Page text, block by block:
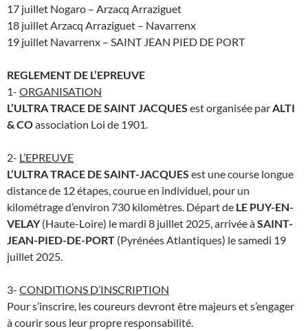
17 juillet Nogaro – Arzacq Arraziguet
18 juillet Arzacq Arraziguet – Navarrenx
19 juillet Navarrenx – SAINT JEAN PIED DE PORT
REGLEMENT DE L’EPREUVE
1- ORGANISATION
L’ULTRA TRACE DE SAINT JACQUES est organisée par ALTI
& COassociation Loi de 1901.
2- L’EPREUVE
L’ULTRA TRACE DE SAINT-JACQUES est une course longue
distance de 12 étapes, courue en individuel, pour un
kilométrage d’environ 730 kilomètres. Départ de LE PUY-EN-
VELAY(Haute-Loire) le mardi 8 juillet 2025, arrivée àSAINT-
JEAN-PIED-DE-PORT (Pyrénées Atlantiques) le samedi 19
juillet 2025.
3- CONDITIONS D’INSCRIPTION
Pour s’inscrire, les coureurs devront être majeurs et s’engager
à courir sous leur propre responsabilité.